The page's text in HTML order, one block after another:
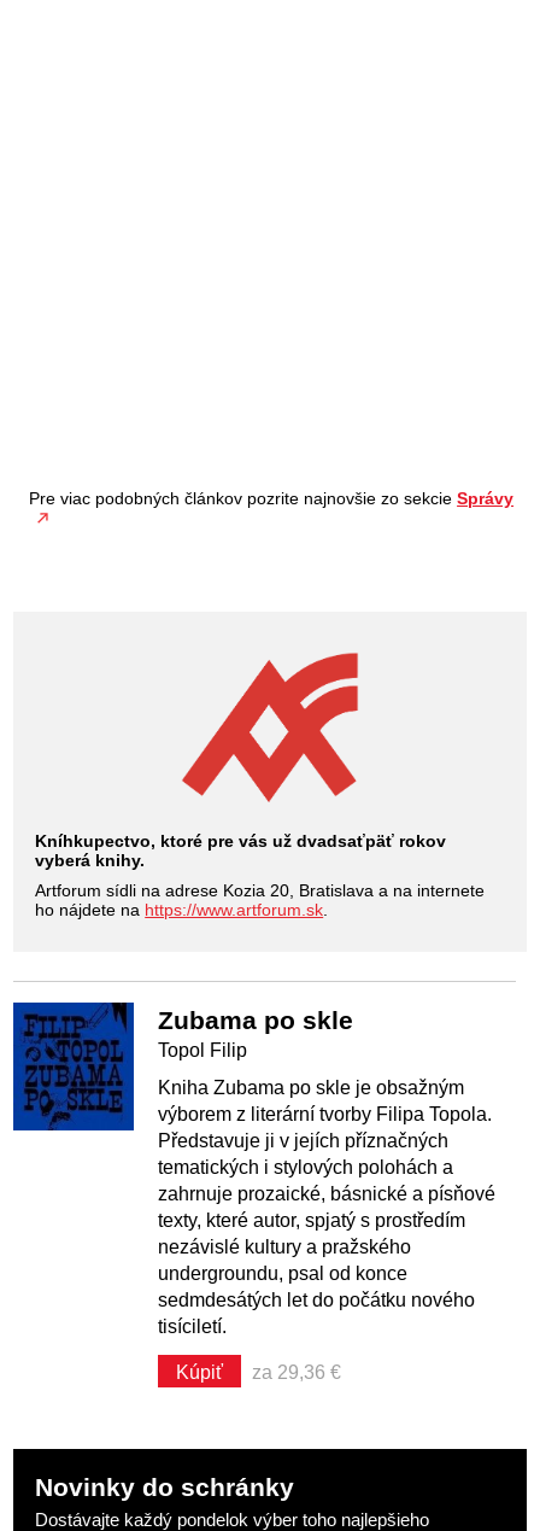
Pre viac podobných článkov pozrite najnovšie zo sekcieSprávy
Kníhkupectvo, ktoré pre vás už dvadsaťpäť rokov
vyberá knihy.
Artforum sídli na adrese Kozia 20, Bratislava a na internete
ho nájdete na https://www.artforum.sk
Zubama po skle
Topol Filip
Kniha Zubama po skle je obsažným
výborem z literární tvorby Filipa Topola.
Představuje ji v jejích příznačných
tematických i stylových polohách a
zahrnuje prozaické, básnické a písňové
texty, které autor, spjatý s prostředím
nezávislé kultury a pražského
undergroundu, psal od konce
sedmdesátých let do počátku nového
tisíciletí.
Kúpiť za 29,36 €
Novinky do schránky
Dostávajte každý pondelok výber toho najlepšieho